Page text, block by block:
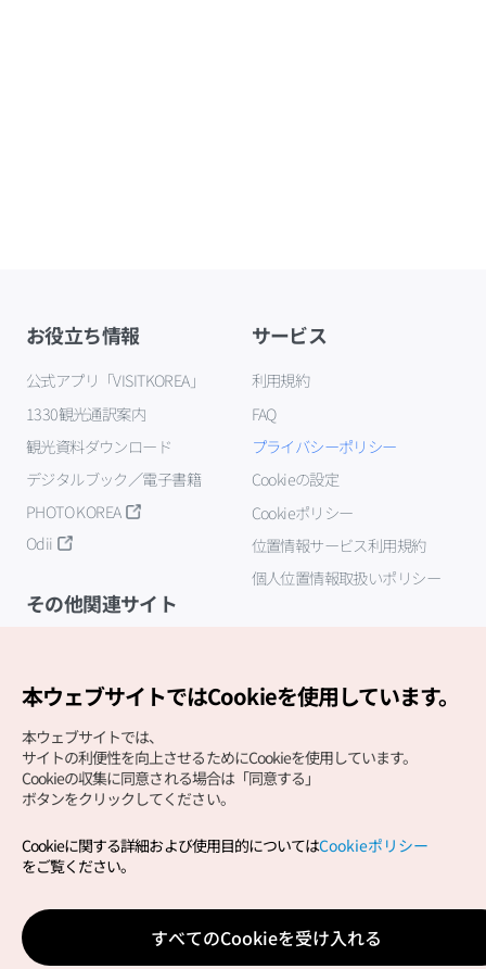
お役立ち情報
公式アプリ「VISITKOREA」
1330観光通訳案内
観光資料ダウンロード
デジタルブック／電子書籍
PHOTO KOREA
Odii
サービス
利用規約
FAQ
プライバシーポリシー
Cookieの設定
Cookieポリシー
位置情報サービス利用規約
個人位置情報取扱いポリシー
その他関連サイト
Copyright (c) Korea Tourism Organization All Rights
サイトエラー報告公式メール
japanese@knto.or.kr
本ウェブサイトではCookieを使用しています。
本ウェブサイトでは、
サイトの利便性を向上させるためにCookieを使用しています。
Cookieの収集に同意される場合は「同意する」
ボタンをクリックしてください。
Cookieに関する詳細および使用目的についてはCookieポリシー
をご覧ください。
すべてのCookieを受け入れる